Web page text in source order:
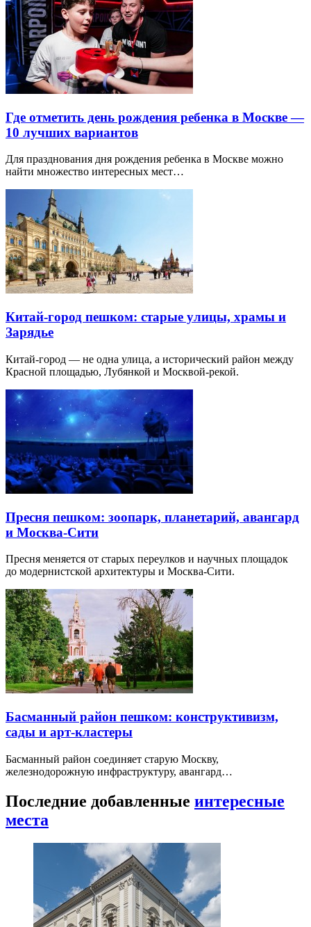
Где отметить день рождения ребенка в Москве —
10 лучших вариантов
Для празднования дня рождения ребенка в Москве можно
найти множество интересных мест…
Китай-город пешком: старые улицы, храмы и
Зарядье
Китай-город — не одна улица, а исторический район между
Красной площадью, Лубянкой и Москвой-рекой.
Пресня пешком: зоопарк, планетарий, авангард
и Москва-Сити
Пресня меняется от старых переулков и научных площадок
до модернистской архитектуры и Москва-Сити.
Басманный район пешком: конструктивизм,
сады и арт-кластеры
Басманный район соединяет старую Москву,
железнодорожную инфраструктуру, авангард…
Последние добавленные интересные
места